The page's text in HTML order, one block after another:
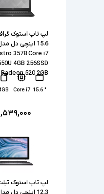
لپ تاپ استوک
3578 Core i7
4GB 256SSD
Radeon 520 2GB
" 15.6
Core i7
لپ تاپ استوک